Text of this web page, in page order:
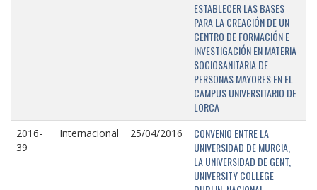
ESTABLECER LAS BASES
PARA LA CREACIÓN DE UN
CENTRO DE FORMACIÓN E
INVESTIGACIÓN EN MATERIA
SOCIOSANITARIA DE
PERSONAS MAYORES EN EL
CAMPUS UNIVERSITARIO DE
LORCA
2016-
39
Internacional 25/04/2016
CONVENIO ENTRE LA
UNIVERSIDAD DE MURCIA,
LA UNIVERSIDAD DE GENT,
UNIVERSITY COLLEGE